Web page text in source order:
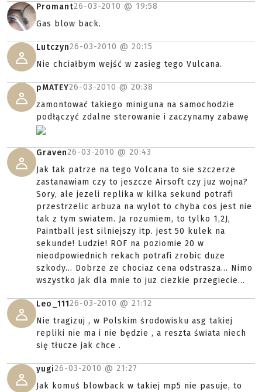
Promant26-03-2010 @ 19:58
Gas blow back.
Lutczyn26-03-2010 @ 20:15
Nie chciałbym wejść w zasieg tego Vulcana.
pMATEY26-03-2010 @ 20:38
zamontować takiego miniguna na samochodzie
podłączyć zdalne sterowanie i zaczynamy zabawę
Graven26-03-2010 @ 20:43
Jak tak patrze na tego Volcana to sie szczerze
zastanawiam czy to jeszcze Airsoft czy juz wojna?
Sory, ale jezeli replika w kilka sekund potrafi
przestrzelic arbuza na wylot to chyba cos jest nie
tak z tym swiatem. Ja rozumiem, to tylko 1,2J,
Paintball jest silniejszy itp. jest 50 kulek na
sekunde! Ludzie! ROF na poziomie 20 w
nieodpowiednich rekach potrafi zrobic duze
szkody... Dobrze ze chociaz cena odstrasza... Nimo
wszystko jak dla mnie to juz ciezkie przegiecie...
Leo_11126-03-2010 @ 21:12
Nie tragizuj , w Polskim środowisku asg takiej
repliki nie ma i nie będzie , a reszta świata niech
się tłucze jak chce .
yugi26-03-2010 @ 21:27
Jak komuś blowback w takiej mp5 nie pasuje, to